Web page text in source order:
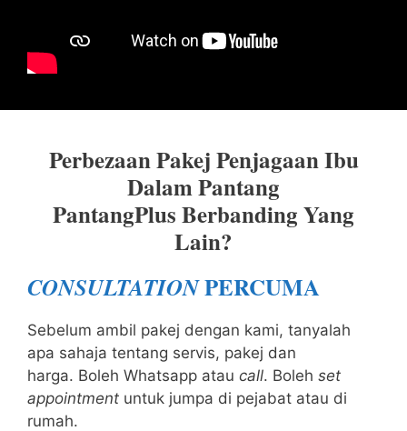
Perbezaan Pakej Penjagaan Ibu
Dalam Pantang
PantangPlus Berbanding Yang
Lain?
CONSULTATIONPERCUMA
Sebelum ambil pakej dengan kami, tanyalah
apa sahaja tentang servis, pakej dan
harga. Boleh Whatsapp atau call. Boleh set
appointment untuk jumpa di pejabat atau di
rumah.